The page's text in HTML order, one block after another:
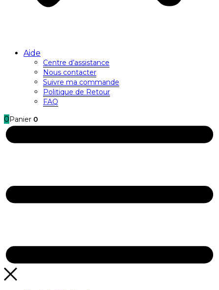
Aide
Centre d’assistance
Nous contacter
Suivre ma commande
Politique de Retour
FAQ
0 Panier 0